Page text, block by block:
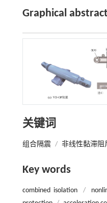
Graphical abstract
关键词
组合隔震 / 非线性黏滞阻
Key words
combined isolation /